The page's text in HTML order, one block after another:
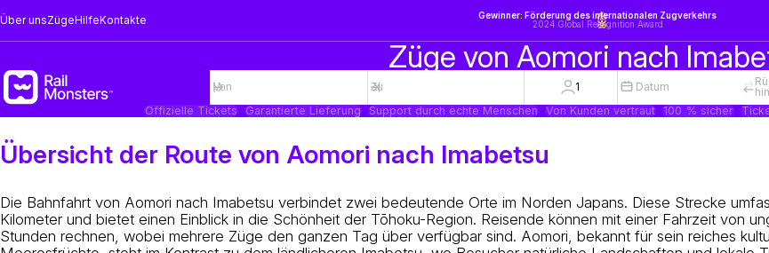
Über unsZügeHilfeKontakte
Gewinner: Förderung des internationalen Zugverkehrs
2024 Global Recognition Award
Züge von Aomori nach
1 Datum
Offizielle Tickets
Garantierte Lieferung Support durch echte Menschen Von Kunden vertraut 100 % sicher
Übersicht der Route von Aomori nach Imabetsu
Die Bahnfahrt von Aomori nach Imabetsu verbindet zwei bedeutende Orte im Norden Japans. Diese Strecke
Kilometer und bietet einen Einblick in die Schönheit der Tōhoku-Region. Reisende können mit einer Fahrzeit von
Stunden rechnen, wobei mehrere Züge den ganzen Tag über verfügbar sind. Aomori, bekannt für sein reiches